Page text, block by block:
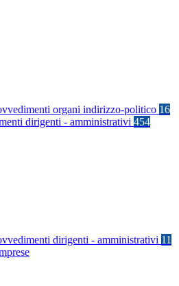
organi indirizzo-politico 16
dirigenti - amministrativi 454
dirigenti - amministrativi 11